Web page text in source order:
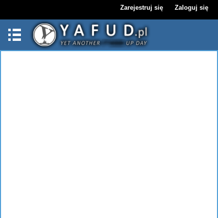
Zarejestruj się Zaloguj się